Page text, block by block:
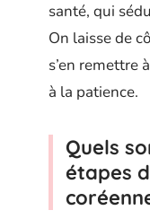
santé, qui
On laisse de
s’en remettre
à la patience.
Quels
étapes